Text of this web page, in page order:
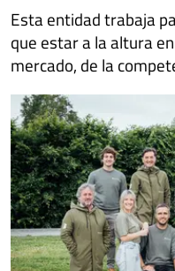
Esta entidad trabaja
que estar a la altura
mercado, de la